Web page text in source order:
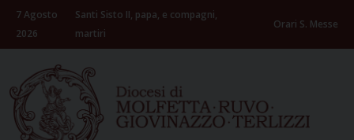
Skip
content
7 Agosto
2026
Santi Sisto II, papa, e compagni,
martiri
Orari S. Messe